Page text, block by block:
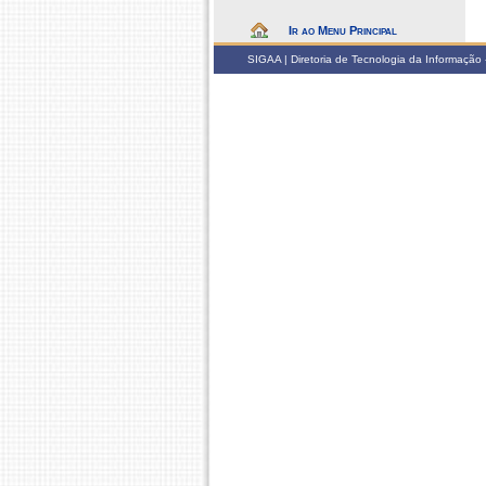
Ir ao Menu Principal
SIGAA | Diretoria de Tecnologia da